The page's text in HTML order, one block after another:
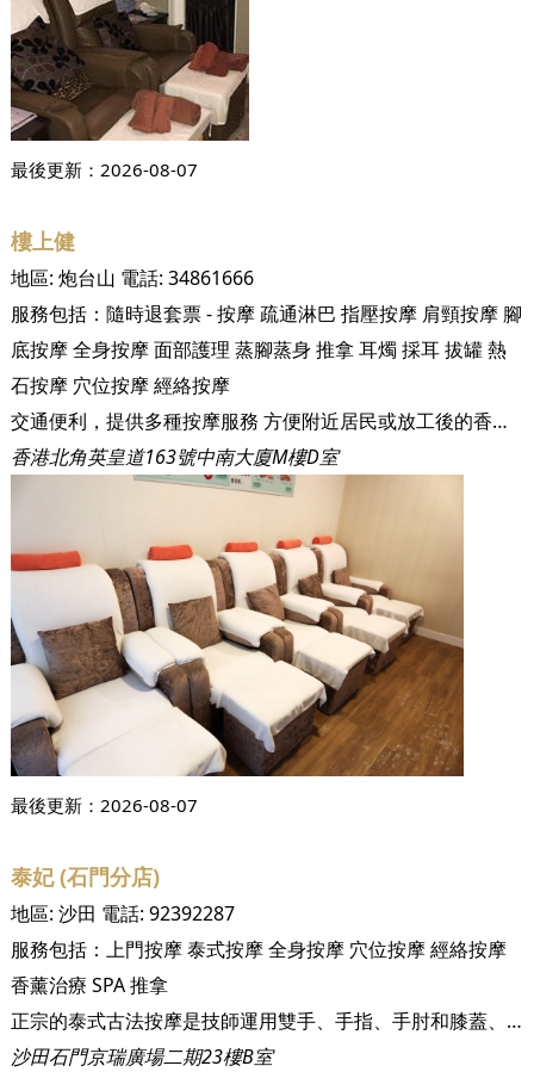
最後更新： 2026-08-07
樓上健
地區: 炮台山 電話: 34861666
服務包括： 隨時退套票 - 按摩疏通淋巴 指壓按摩 肩頸按摩 腳
底按摩全身按摩面部護理 蒸腳蒸身推拿耳燭 採耳拔罐熱
石按摩 穴位按摩經絡按摩
交通便利，提供多種按摩服務 方便附近居民或放工後的香港人到本店按摩一下放鬆身心
香港北角英皇道163號中南大廈M樓D室
最後更新： 2026-08-07
泰妃 (石門分店)
地區: 沙田 電話: 92392287
服務包括： 上門按摩泰式按摩全身按摩 穴位按摩經絡按摩
香薰治療 SPA推拿
正宗的泰式古法按摩是技師運用雙手、手指、手肘和膝蓋、臂膀 和腳的力量，循著客人的筋絡和穴道施以全身拉、揉、彎曲、扭轉等按摩的動作， 動作的幅度較大，帶一部分瑜珈動作。動作看似巨大，但步法是溫和有節秦感的; 泰式按摩可以將人的筋骨和肌肉做完整的伸展和舒緩，並同時帶動血液循環、清 除體內毒素，對胃痛、偏頭痛、關節炎、四肢痳木、坐骨神經痛和背痛都有不錯 的療效。一場按摩做下來，常會讓人有筋骨舒暢，全身煥然一新。
沙田石門京瑞廣場二期23樓B室